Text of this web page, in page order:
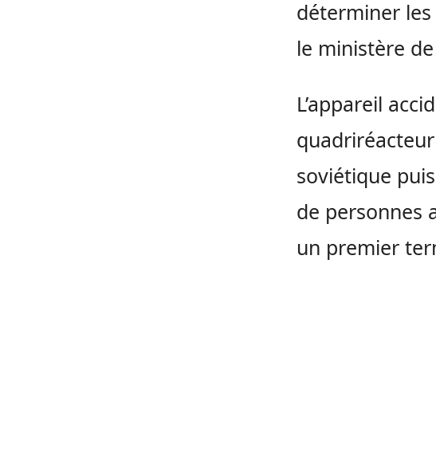
déterminer les
le ministère
L’appareil
soviétique
de personnes
un premier